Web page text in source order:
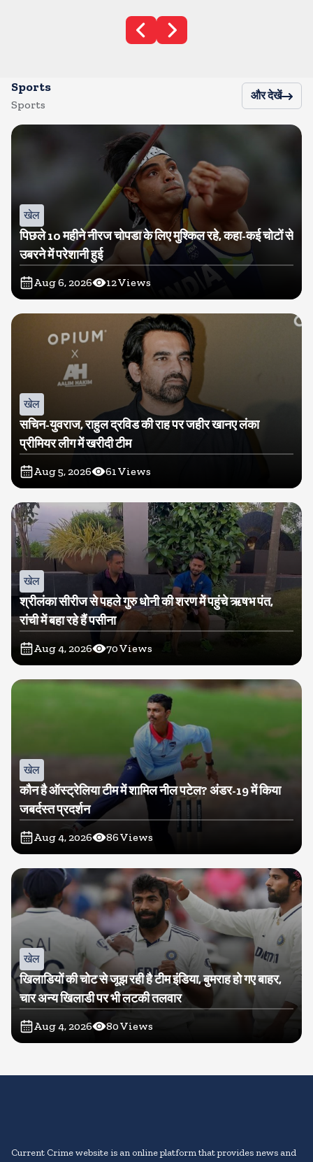
Sports
Sports
और देखें
खेल
पिछले 10 महीने नीरज चोपडा के लिए मुश्किल रहे, कहा-कई चोटों से
उबरने में परेशानी हुई
Aug 6, 2026 12Views
खेल
सचिन-युवराज, राहुल द्रविड की राह पर जहीर खानए लंका
प्रीमियर लीग में खरीदी टीम
Aug 5, 2026 61Views
खेल
श्रीलंका सीरीज से पहले गुरु धोनी की शरण में पहुंचे ऋषभ पंत,
रांची में बहा रहे हैं पसीना
Aug 4, 2026 70Views
खेल
कौन है ऑस्ट्रेलिया टीम में शामिल नील पटेल? अंडर-19 में किया
जबर्दस्त प्रदर्शन
Aug 4, 2026 86Views
खेल
खिलाडियों की चोट से जूझ रही है टीम इंडिया, बुमराह हो गए बाहर,
चार अन्य खिलाडी पर भी लटकी तलवार
Aug 4, 2026 80Views
Current Crime website is an online platform that provides news and